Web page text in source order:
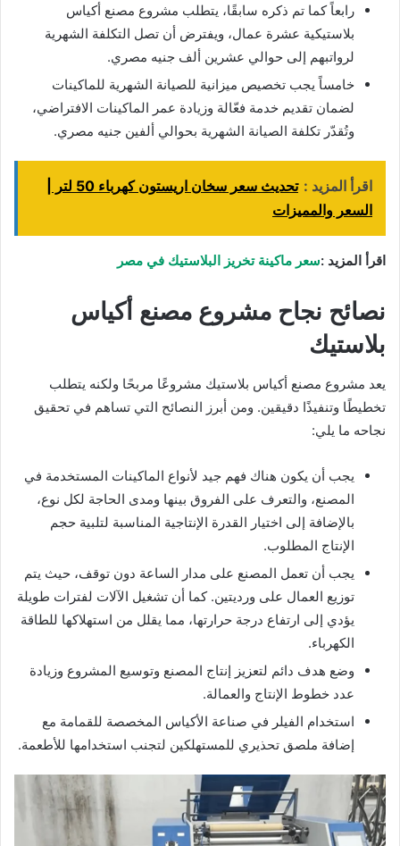
رابعاً كما تم ذكره سابقًا، يتطلب مشروع مصنع أكياس
بلاستيكية عشرة عمال، ويفترض أن تصل التكلفة الشهرية
لرواتبهم إلى حوالي عشرين ألف جنيه مصري.
خامساً يجب تخصيص ميزانية للصيانة الشهرية للماكينات
لضمان تقديم خدمة فعّالة وزيادة عمر الماكينات الافتراضي،
وتُقدّر تكلفة الصيانة الشهرية بحوالي ألفين جنيه مصري.
اقرأ المزيد :
تحديث سعر سخان اريستون كهرباء 50 لتر |
السعر والمميزات
اقرأ المزيد :سعر ماكينة تخريز البلاستيك في مصر
نصائح نجاح مشروع مصنع أكياس
بلاستيك
يعد مشروع مصنع أكياس بلاستيك مشروعًا مربحًا ولكنه يتطلب
تخطيطًا وتنفيذًا دقيقين. ومن أبرز النصائح التي تساهم في تحقيق
نجاحه ما يلي:
يجب أن يكون هناك فهم جيد لأنواع الماكينات المستخدمة في
المصنع، والتعرف على الفروق بينها ومدى الحاجة لكل نوع،
بالإضافة إلى اختيار القدرة الإنتاجية المناسبة لتلبية حجم
الإنتاج المطلوب.
يجب أن تعمل المصنع على مدار الساعة دون توقف، حيث يتم
توزيع العمال على ورديتين. كما أن تشغيل الآلات لفترات طويلة
يؤدي إلى ارتفاع درجة حرارتها، مما يقلل من استهلاكها للطاقة
الكهرباء.
وضع هدف دائم لتعزيز إنتاج المصنع وتوسيع المشروع وزيادة
عدد خطوط الإنتاج والعمالة.
استخدام الفيلر في صناعة الأكياس المخصصة للقمامة مع
إضافة ملصق تحذيري للمستهلكين لتجنب استخدامها للأطعمة.